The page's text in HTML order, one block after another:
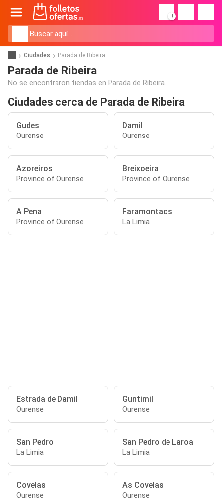
!
Ciudades Parada de Ribeira
Parada de Ribeira
No se encontraron tiendas en Parada de Ribeira.
Ciudades cerca de Parada de Ribeira
Gudes
Ourense
Damil
Ourense
Azoreiros
Province of Ourense
Breixoeira
Province of Ourense
A Pena
Province of Ourense
Faramontaos
La Limia
Estrada de Damil
Ourense
Guntimil
Ourense
San Pedro
La Limia
San Pedro de Laroa
La Limia
Covelas
Ourense
As Covelas
Ourense